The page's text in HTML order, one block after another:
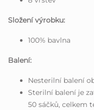
Složení výrobku:
100% bavlna
Balení:
Nesterilní balení
Sterilní balení je
50 sáčků, celkem